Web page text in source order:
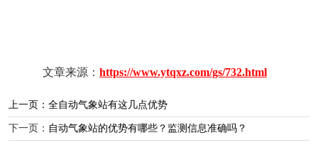
文章来源： https://www.ytqxz.com/gs/732.html
上一页： 全自动气象站有这几点优势
下一页： 自动气象站的优势有哪些？监测信息准确吗？